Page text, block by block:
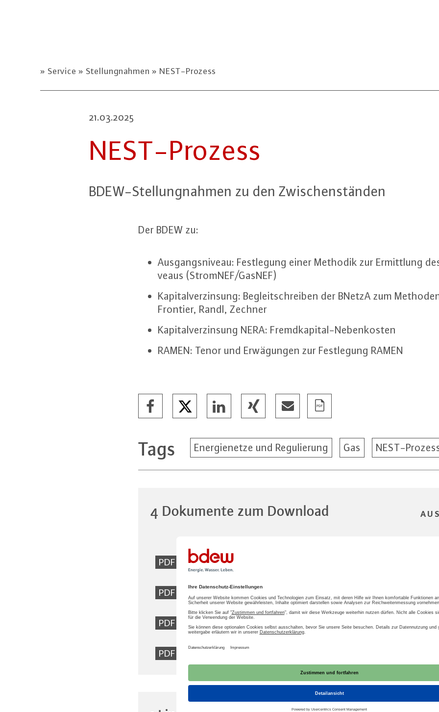
Service Stellungnahmen NEST-Prozess
21.03.2025
NEST-Pro­zess
BDEW-Stel­lung­nah­men zu den Zwi­schen­stän­den
Der BDEW zu:
Aus­gangs­ni­veau: Fest­le­gung einer Methodik zur Er­mitt­lung
veaus (StromNEF/GasNEF)
Ka­pi­tal­ver­zin­sung: Be­gleit­schrei­ben der BNetzA zum
Frontier, Randl, Zechner
Ka­pi­tal­ver­zin­sung NERA: Fremd­ka­pi­tal-Ne­ben­kos­ten
RAMEN: Tenor und Er­wä­gun­gen zur Fest­le­gung RAMEN
Tags Energienetze und Regulierung Gas NEST-
4 Dokumente zum Download
PDF Stellungnahme Ausgangsniveau Tenorierung
PDF Stellungnahme Kapitalverzinsung
PDF Stellungnahme Kapitalverzinsung NERA
PDF Stellungnahme RAMEN Tenorierung